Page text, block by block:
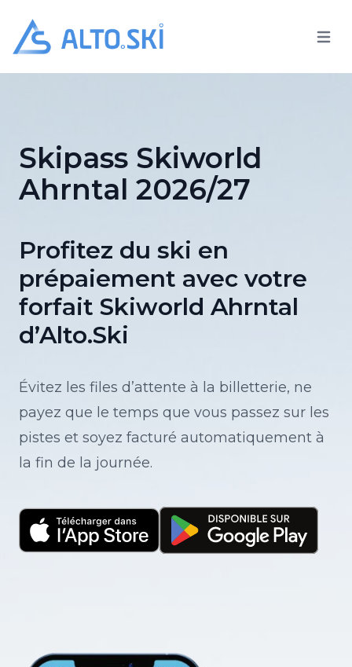
Alto.Ski Open
Skipass Skiworld
Ahrntal 2026/27
Profitez du ski en
prépaiement avec votre
forfait Skiworld Ahrntal
d’Alto.Ski
Évitez les files d’attente à la billetterie, ne
payez que le temps que vous passez sur les
pistes et soyez facturé automatiquement à
la fin de la journée.